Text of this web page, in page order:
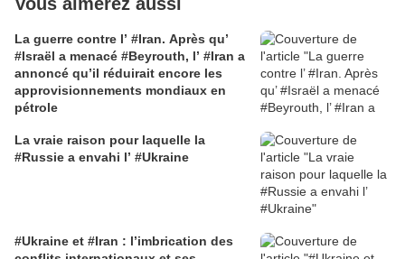
La guerre contre l’ #Iran. Après qu’
#Israël a menacé #Beyrouth, l’ #Iran a
annoncé qu’il réduirait encore les
approvisionnements mondiaux en
pétrole
La vraie raison pour laquelle la
#Russie a envahi l’ #Ukraine
#Ukraine et #Iran : l’imbrication des